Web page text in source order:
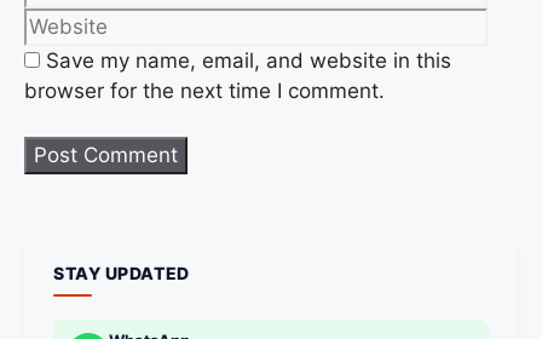
Save my name, email, and website in this
browser for the next time I comment.
STAY UPDATED